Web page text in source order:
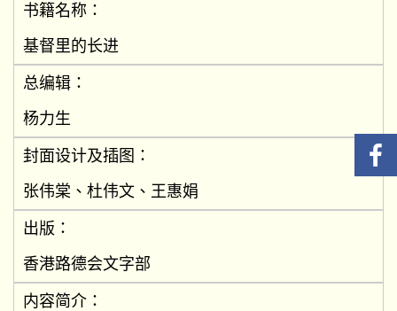
书籍名称：
基督里的长进
总编辑：
杨力生
封面设计及插图：
张伟棠、杜伟文、王惠娟
出版：
香港路德会文字部
内容简介：